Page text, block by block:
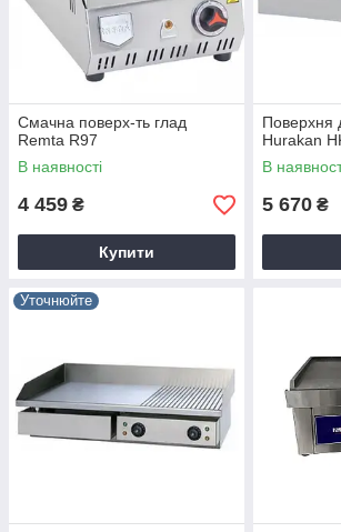
Смачна поверх-ть глад
Remta R97
В наявності
4 459 ₴
Купити
Поверхня
Hurakan
В
5 670 ₴
Уточнюйте